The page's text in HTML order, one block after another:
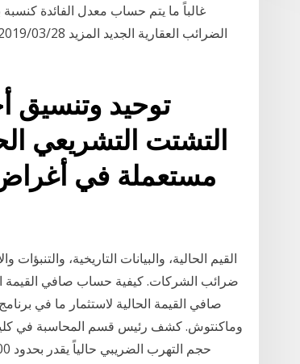
غالباً ما يتم حساب معدل الفائدة
التشتت التشريعي
مستعملة في أغراض
القيم الحالية، والبيانات التاريخية،
ضرائب الشركات. كيفية حساب صافي القيمة
صافي القيمة الحالية لاستثمار ما في
وماكنتوش. كشف رئيس قسم المحاسبة في كلية